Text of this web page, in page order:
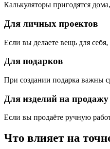
Калькуляторы пригодятся
Для личных проектов
Если вы делаете вещь для
Для подарков
При создании подарка важны
Для изделий на продажу
Если вы продаёте ручную
Что влияет на